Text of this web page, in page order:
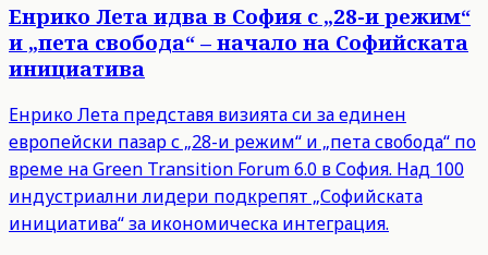
Енрико Лета идва в София с „28-и режим“
и „пета свобода“ – начало на Софийската
инициатива
Енрико Лета представя визията си за единен
европейски пазар с „28-и режим“ и „пета свобода“ по
време на Green Transition Forum 6.0 в София. Над 100
индустриални лидери подкрепят „Софийската
инициатива“ за икономическа интеграция.